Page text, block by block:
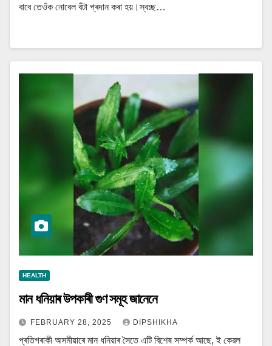
বাবে তেওঁক নোবেল বঁটা প্ৰদান কৰা হয়।স্বচ্ছ…
HEALTH
মান ধনিয়াৰ উপকাৰী গুণ সমূহ জানেনে
FEBRUARY 28, 2025 DIPSHIKHA
প্ৰতিগৰাকী অসমীয়াৰে মান ধনিয়াৰ সৈতে এটি বিশেষ সম্পৰ্ক আছে, ই কেৱল